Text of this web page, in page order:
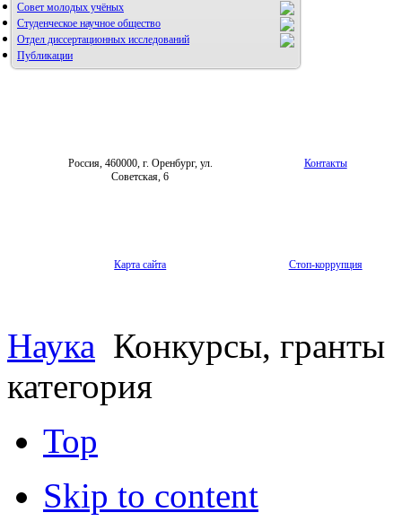
Совет молодых учёных
Студенческое научное общество
Отдел диссертационных исследований
Публикации
Россия, 460000, г. Оренбург, ул.
Советская, 6
Контакты
Карта сайта Стоп-коррупция
Наука Конкурсы, гранты
категория
Top
Skip to content